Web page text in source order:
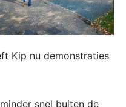
Kip nu demonstraties
snel buiten de